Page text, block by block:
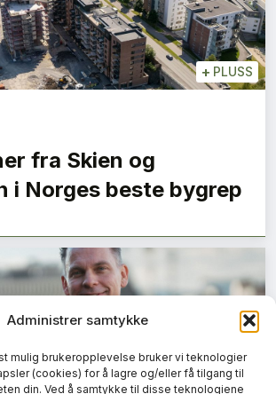
Administrer samtykke
mulig brukeropplevelse bruker vi teknologier
(cookies) for å lagre og/eller få tilgang til
din. Ved å samtykke til disse teknologiene
+ PLUSS
fra Skien og
i Norges beste bygrep